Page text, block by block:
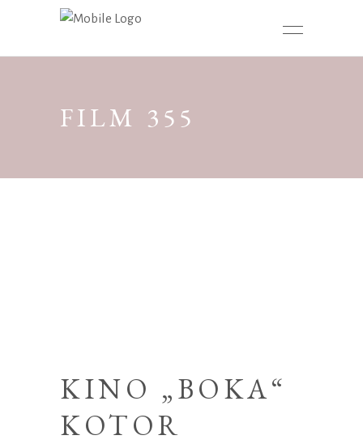
FILM 355
KINO „BOKA“
KOTOR